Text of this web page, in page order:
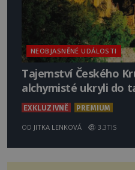
NEOBJASNĚNÉ UDÁLOSTI
Tajemství Českého
alchymisté ukryli do
EXKLUZIVNĚ PREMIUM
OD JITKA LENKOVÁ 3.3TIS